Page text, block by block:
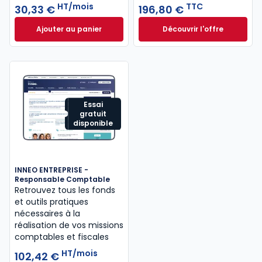
30,33 € HT/mois
Ajouter au panierMémentis Professions libérales à 30,33 €
196,80 € TTC
Découvrir l'offreL'appel expert à
Dès
Essai
gratuit
disponible
INNEO ENTREPRISE -
Responsable Comptable
Retrouvez tous les fonds
et outils pratiques
nécessaires à la
réalisation de vos missions
comptables et fiscales
102,42 € HT/mois